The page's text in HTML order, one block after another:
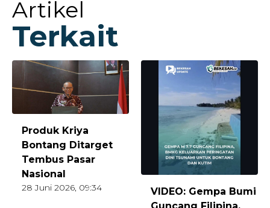
Artikel
Terkait
Produk Kriya
Bontang Ditarget
Tembus Pasar
Nasional
28 Juni 2026, 09:34
VIDEO: Gempa Bumi